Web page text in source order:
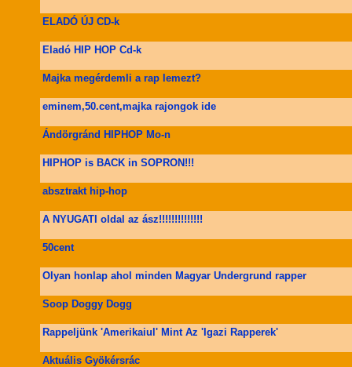
ELADÓ ÚJ CD-k
Eladó HIP HOP Cd-k
Majka megérdemli a rap lemezt?
eminem,50.cent,majka rajongok ide
Ándörgránd HIPHOP Mo-n
HIPHOP is BACK in SOPRON!!!
absztrakt hip-hop
A NYUGATI oldal az ász!!!!!!!!!!!!!!
50cent
Olyan honlap ahol minden Magyar Undergrund rapper
Soop Doggy Dogg
Rappeljünk 'Amerikaiul' Mint Az 'Igazi Rapperek'
Aktuális Gyökérsrác